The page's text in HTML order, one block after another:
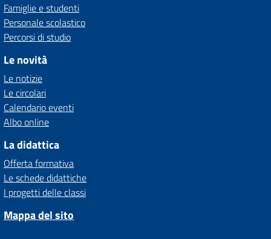
Famiglie e studenti
Personale scolastico
Percorsi di studio
Le novità
Le notizie
Le circolari
Calendario eventi
Albo online
La didattica
Offerta formativa
Le schede didattiche
I progetti delle classi
Mappa del sito